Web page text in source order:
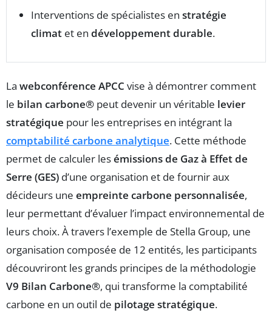
Interventions de spécialistes en stratégie
climat et en développement durable.
La webconférence APCC vise à démontrer comment
le bilan carbone® peut devenir un véritable levier
stratégique pour les entreprises en intégrant la
comptabilité carbone analytique. Cette méthode
permet de calculer lesémissions de Gaz à Effet de
Serre (GES) d’une organisation et de fournir aux
décideurs une empreinte carbone personnalisée,
leur permettant d’évaluer l’impact environnemental de
leurs choix. À travers l’exemple de Stella Group, une
organisation composée de 12 entités, les participants
découvriront les grands principes de la méthodologie
V9 Bilan Carbone®, qui transforme la comptabilité
carbone en un outil de pilotage stratégique.